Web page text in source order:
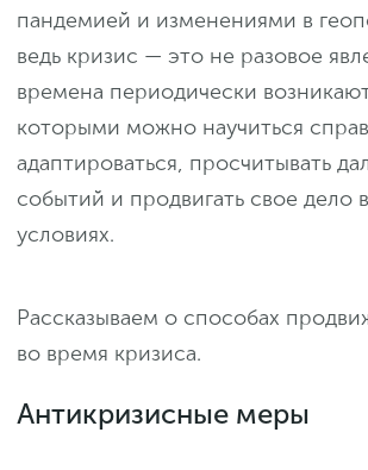
пандемией и изменениями в
ведь кризис — это не разовое
времена периодически
которыми можно научиться
адаптироваться, просчитывать
событий и продвигать свое дело
условиях.
Рассказываем о способах
во время кризиса.
Антикризисные меры